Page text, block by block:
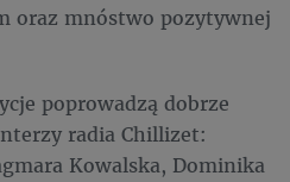
oraz mnóstwo pozytywnej
poprowadzą dobrze
radia Chillizet:
Kowalska, Dominika